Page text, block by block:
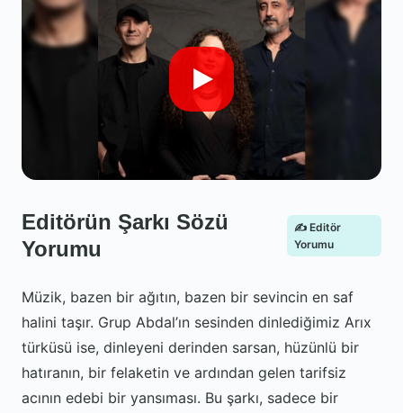
Editörün Şarkı Sözü
Yorumu
✍️ Editör
Yorumu
Müzik, bazen bir ağıtın, bazen bir sevincin en saf
halini taşır. Grup Abdal’ın sesinden dinlediğimiz Arıx
türküsü ise, dinleyeni derinden sarsan, hüzünlü bir
hatıranın, bir felaketin ve ardından gelen tarifsiz
acının edebi bir yansıması. Bu şarkı, sadece bir